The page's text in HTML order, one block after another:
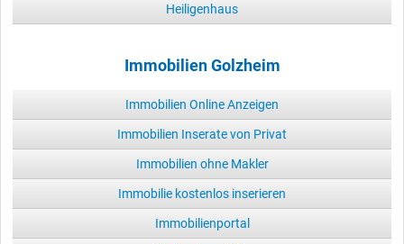
Heiligenhaus
Immobilien Golzheim
Immobilien Online Anzeigen
Immobilien Inserate von Privat
Immobilien ohne Makler
Immobilie kostenlos inserieren
Immobilienportal